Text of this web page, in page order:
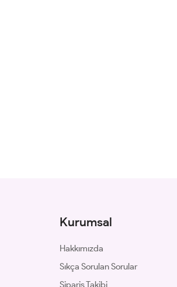
Kurumsal
Hakkımızda
Sıkça Sorulan Sorular
Sipariş Takibi